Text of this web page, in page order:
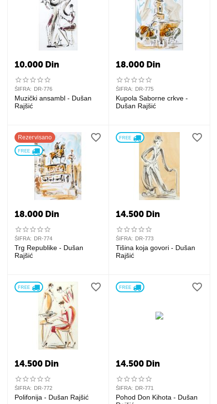
10.000 Din
ŠIFRA: DR-776
Muzički ansambl - Dušan
Rajšić
18.000 Din
ŠIFRA: DR-775
Kupola Saborne crkve -
Dušan Rajšić
Rezervisano
FREE
18.000 Din
ŠIFRA: DR-774
Trg Republike - Dušan
Rajšić
FREE
14.500 Din
ŠIFRA: DR-773
Tišina koja govori - Dušan
Rajšić
FREE
14.500 Din
ŠIFRA: DR-772
Polifonija - Dušan Rajšić
FREE
14.500 Din
ŠIFRA: DR-771
Pohod Don Kihota - Dušan